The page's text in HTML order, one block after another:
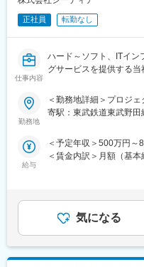
目指すだけでなく、コ
変更の範囲：会社の定め
■業務の魅力：
ィングな仕事です。そし
で腕を磨けます。
■当社の魅力：
・圧倒的な「技術領域」
す。
適したプロジェクトに
変更の範囲：会社の定め
正社員 転勤なし
仕事内容
ハード～ソフト、ITイン
グサービスを提供する
■業務内容：
要件定義から基本設計
適性に合わせてお任せし
・AI（脳電極、画像処
・医療機器(医用映像シ
・車載機器(HV/EV/PHV
・モバイル/通信機器(ゲ
ど) 他
勤務地
＜勤務地詳細＞プロジ
寄駅：東武鉄道東武野
給与
＜予定年収＞500万円～
＜賃金内訳＞月額（基
月・12月）賃金はあく
下する可能性がありま
す。
気になる